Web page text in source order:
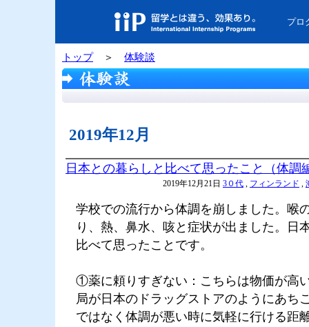
プロ
トップ＞ 体験談
2019年12月
日本との暮らしと比べて思ったこと（体調
2019年12月21日 3０代 , フィンランド ,
学校での流行から体調を崩しました。喉
り、熱、鼻水、咳と症状が出ました。日
比べて思ったことです。
①薬に頼りすぎない：こちらは物価が高
局が日本のドラッグストアのようにあち
ではなく体調が悪い時に気軽に行ける距